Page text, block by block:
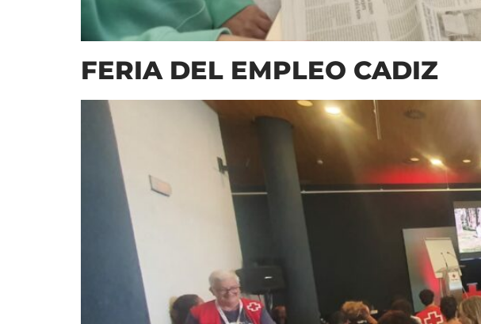
FERIA DEL EMPLEO CADIZ